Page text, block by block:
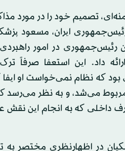
تصمیم خود را در مورد
رئیس‌جمهوری ایران، مسعود
رئیس‌جمهوری در امور
داد. این استعفا صرفاً
بود که نظام نمی‌خواست او
می‌شد، و به نظر می‌رسد
داخلی که به انجام این نقش
در اظهارنظری مختصر به